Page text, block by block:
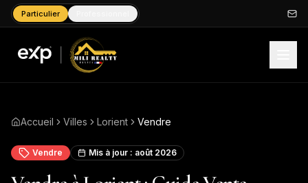
Particulier
Accueil Villes Lorient Vendre
Vendre Mis à jour : août 2026